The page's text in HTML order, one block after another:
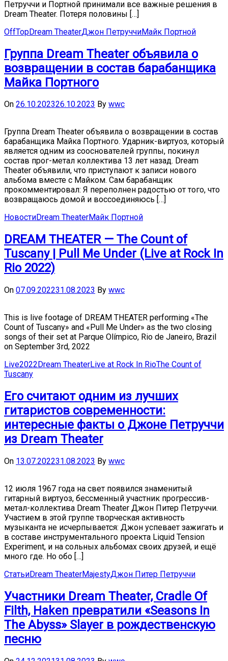
Петруччи и Портной принимали все важные решения в
Dream Theater. Потеря половины […]
OffTopDream TheaterДжон ПетруччиМайк Портной
Группа Dream Theater объявила о
возвращении в состав барабанщика
Майка Портного
On 26.10.202326.10.2023 By wwc
Группа Dream Theater объявила о возвращении в состав
барабанщика Майка Портного. Ударник-виртуоз, который
является одним из сооснователей группы, покинул
состав прог-метал коллектива 13 лет назад. Dream
Theater объявили, что приступают к записи нового
альбома вместе с Майком. Сам барабанщик
прокомментировал: Я переполнен радостью от того, что
возвращаюсь домой и воссоединяюсь […]
НовостиDream TheaterМайк Портной
DREAM THEATER — The Count of
Tuscany | Pull Me Under (Live at Rock In
Rio 2022)
On 07.09.202231.08.2023 By wwc
This is live footage of DREAM THEATER performing «The
Count of Tuscany» and «Pull Me Under» as the two closing
songs of their set at Parque Olímpico, Rio de Janeiro, Brazil
on September 3rd, 2022
Live2022 Dream TheaterLive at Rock In RioThe Count of
Tuscany
Его считают одним из лучших
гитаристов современности:
интересные факты о Джоне Петруччи
из Dream Theater
On 13.07.202231.08.2023 By wwc
12 июля 1967 года на свет появился знаменитый
гитарный виртуоз, бессменный участник прогрессив-
метал-коллектива Dream Theater Джон Питер Петруччи.
Участием в этой группе творческая активность
музыканта не исчерпывается: Джон успевает зажигать и
в составе инструментального проекта Liquid Tension
Experiment, и на сольных альбомах своих друзей, и ещё
много где. Но обо […]
СтатьиDream TheaterMajestyДжон Питер Петруччи
Участники Dream Theater, Cradle Of
Filth, Haken превратили «Seasons In
The Abyss» Slayer в рождественскую
песню